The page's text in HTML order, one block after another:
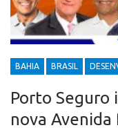
BAHIA BRASIL
Porto Seguro
nova Avenida